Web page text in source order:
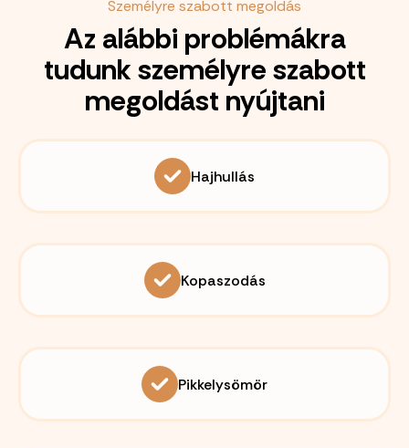
Személyre szabott megoldás
Az alábbi problémákra
tudunk személyre szabott
megoldást nyújtani
Hajhullás
Kopaszodás
Pikkelysömör